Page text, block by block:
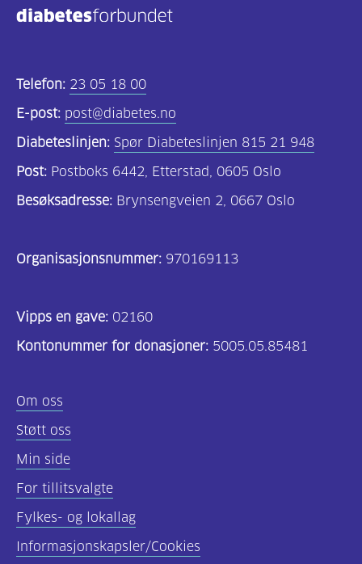
Telefon: 23 05 18 00
E-post: post@diabetes.no
Diabeteslinjen: Spør Diabeteslinjen 815 21 948
Post: Postboks 6442, Etterstad, 0605 Oslo
Besøksadresse: Brynsengveien 2, 0667 Oslo
Organisasjonsnummer: 970169113
Vipps en gave: 02160
Kontonummer for donasjoner: 5005.05.85481
Om oss
Støtt oss
Min side
For tillitsvalgte
Fylkes- og lokallag
Informasjonskapsler/Cookies